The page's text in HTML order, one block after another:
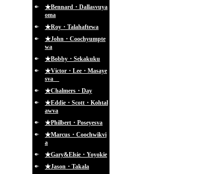
★Bennard・Dallasvuya
oma
★Roy・Talahaftewa
★John・Coochyumpte
wa
★Bobby・Sekakuku
★Victor・Lee・Masaye
sva
★Chalmers・Day
★Eddie・Scott・Kohtal
awva
★Philbert・Poseyesva
★Marcus・Coochwikvi
a
★Gary&Elsie・Yoyokie
★Jason・Takala